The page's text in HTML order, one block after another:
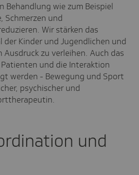
Behandlung wie zum Beispiel
Schmerzen und
Wir stärken das
Kinder und Jugendlichen und
zu verleihen. Auch das
und die Interaktion
werden - Bewegung und Sport
psychischer und
und